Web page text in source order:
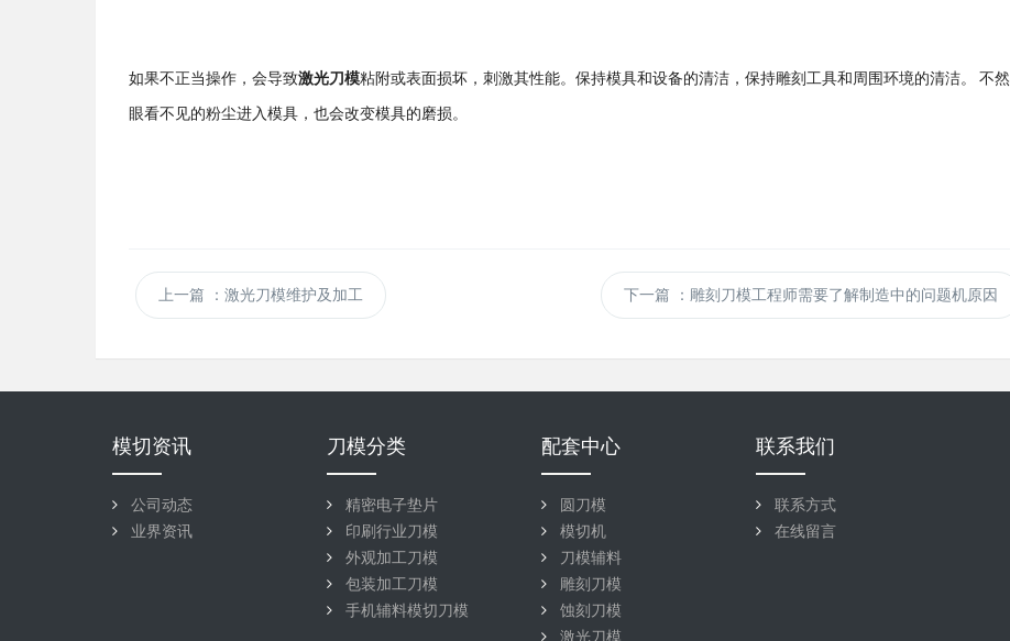
如果不正当操作， 会导致激光刀模粘附或表面损坏，刺激其性能。保持模具和设备的清洁 ， 保持雕刻工具和周围环境的清洁。 不然
眼看不见的粉尘进入模具 ，也会改变模具的磨损。
上一篇 ：激光刀模维护及加工 下一篇 ：雕刻刀模工程师需要了解制造中的问题机原因
模切资讯
公司动态
业界资讯
刀模分类
精密电子垫片
印刷行业刀模
外观加工刀模
包装加工刀模
手机辅料模切刀模
配套中心
圆刀模
模切机
刀模辅料
雕刻刀模
蚀刻刀模
激光刀模
联系我们
联系方式
在线留言